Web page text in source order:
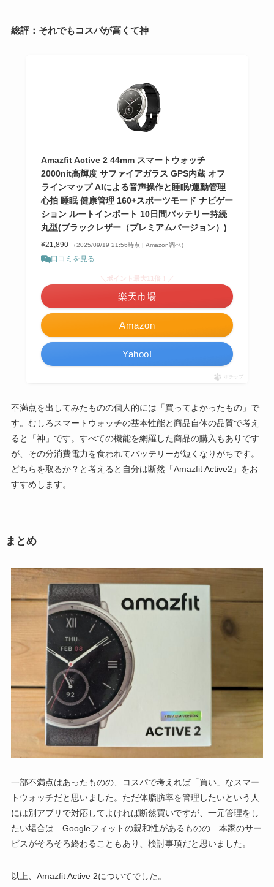
総評：それでもコスパが高くて神
Amazfit Active 2 44mm スマートウォッチ
2000nit高輝度 サファイアガラス GPS内蔵 オフ
ラインマップ AIによる音声操作と睡眠/運動管理
心拍 睡眠 健康管理 160+スポーツモード ナビゲー
ション ルートインポート 10日間バッテリー持続
丸型(ブラックレザー（プレミアムバージョン）)
¥21,890 （2025/09/19 21:56時点 | Amazon調べ）
口コミを見る
Amazon
＼ポイント最大11倍！／
楽天市場
Yahoo!
ポチップ
不満点を出してみたものの個人的には「買ってよかったもの」で
す。むしろスマートウォッチの基本性能と商品自体の品質で考え
ると「神」です。すべての機能を網羅した商品の購入もありです
が、その分消費電力を食われてバッテリーが短くなりがちです。
どちらを取るか？と考えると自分は断然「Amazfit Active2」をお
すすめします。
まとめ
一部不満点はあったものの、コスパで考えれば「買い」なスマー
トウォッチだと思いました。ただ体脂肪率を管理したいという人
には別アプリで対応してよければ断然買いですが、一元管理をし
たい場合は…Googleフィットの親和性があるものの…本家のサー
ビスがそろそろ終わることもあり、検討事項だと思いました。
以上、Amazfit Active 2についてでした。